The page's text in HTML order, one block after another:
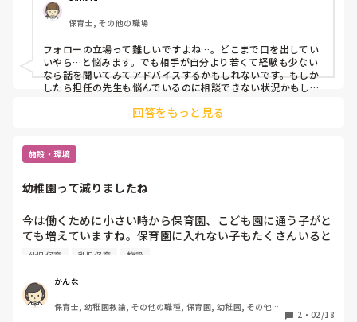
担任に、どうしたかったのか聞いたらよかったかな、自分は
どういう立ち位置でフォローすればよかったかなと反省して
クラスの子的には、力は持っているし、寝ることの大切さも
分かっている子どもたちだと感じています。
保育士, その他の職場
フォローの立場って難しいですよね…。どこまで口を出してい
いやら…と悩みます。でも相手が自分より若くて経験も少ない
なら話を聞いてみてアドバイスするかもしれないです。もしか
したら担任の先生も悩んでいるのに相談できない状況かもしれ
回答をもっと見る
施設・環境
幼稚園って減りましたね
今は働くために小さい時から保育園、こども園に通う子がと
ても増えていますね。保育園に入れない子もたくさんいると
聞きます。
れからも続いていくためにはどうしたらいいと思いますか？
早朝や夕方までの預かり、毎日給食などなんでも思ったこと
を教えてください。
幼児保育 乳児保育 施設
かんな
保育士, 幼稚園教諭, その他の職種, 保育園, 幼稚園, その他の
2 ・ 02/18